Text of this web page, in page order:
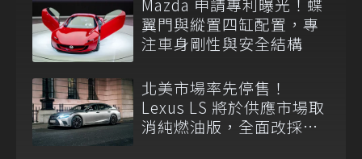
Mazda 申請專利曝光！蝶
翼門與縱置四缸配置，專
注車身剛性與安全結構
北美市場率先停售！
Lexus LS 將於供應市場取
消純燃油版，全面改採單